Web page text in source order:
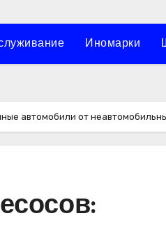
Иномарки
автомобили от